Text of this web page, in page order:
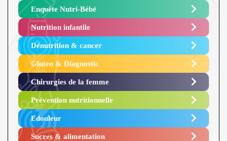
Enquête Nutri-Bébé ​
Nutrition infantile
Dénutrition & cancer
Gluten & Diagnostic
Chirurgies de la femme
Prévention nutritionnelle
Edouleur​
Sucres & alimentation​